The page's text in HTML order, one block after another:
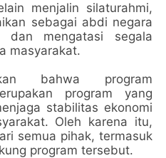
menjalin silaturahmi,
sebagai abdi negara
dan mengatasi segala
masyarakat.
bahwa program
program yang
stabilitas ekonomi
Oleh karena itu,
semua pihak, termasuk
program tersebut.